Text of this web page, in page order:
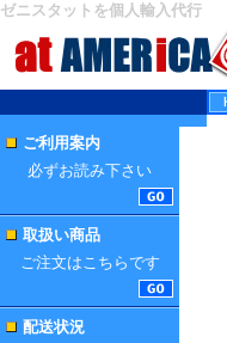
ゼニスタットを個人輸入代行
ご利用案内
必ずお読み下さい
取扱い商品
ご注文はこちらです
配送状況